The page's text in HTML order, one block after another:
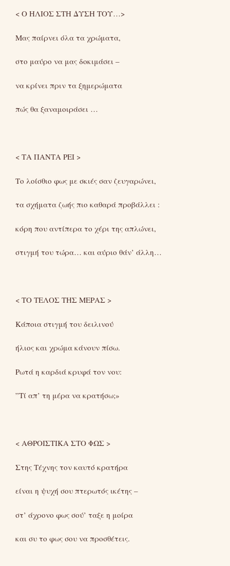
< Ο ΗΛΙΟΣ ΣΤΗ ΔΥΣΗ ΤΟΥ…>
Μας παίρνει όλα τα χρώματα,
στο μαύρο να μας δοκιμάσει –
να κρίνει πριν τα ξημερώματα
πώς θα ξαναμοιράσει …
< ΤΑ ΠΑΝΤΑ ΡΕΙ >
Το λοίσθιο φως με σκιές σαν ζευγαρώνει,
τα σχήματα ζωής πιο καθαρά προβάλλει :
κόρη που αντίπερα το χέρι της απλώνει,
στιγμή του τώρα… και αύριο θάν’ άλλη…
< ΤΟ ΤΕΛΟΣ ΤΗΣ ΜΕΡΑΣ >
Κάποια στιγμή του δειλινού
ήλιος και χρώμα κάνουν πίσω.
Ρωτά η καρδιά κρυφά τον νου:
”Τί απ’ τη μέρα να κρατήσω;»
< ΑΘΡΟΙΣΤΙΚΑ ΣΤΟ ΦΩΣ >
Στης Τέχνης τον καυτό κρατήρα
είναι η ψυχή σου πτερωτός ικέτης –
στ’ άχρονο φως σού’ ταξε η μοίρα
και συ το φως σου να προσθέτεις.